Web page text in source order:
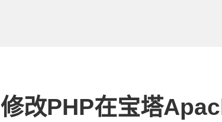
修改PHP在宝塔